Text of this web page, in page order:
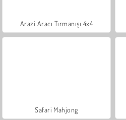
Arazi Aracı Tırmanışı 4x4
Safari Mahjong